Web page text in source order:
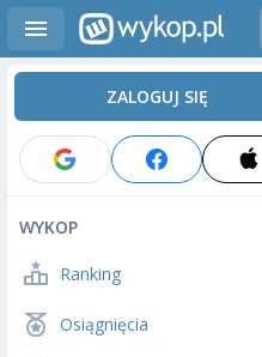
ZALOGUJ SIĘ
WYKOP
Ranking
Osiągnięcia